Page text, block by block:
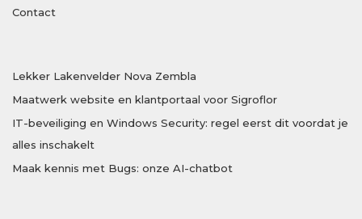
Contact
Lekker Lakenvelder Nova Zembla
Maatwerk website en klantportaal voor Sigroflor
IT-beveiliging en Windows Security: regel eerst dit voordat je
alles inschakelt
Maak kennis met Bugs: onze AI-chatbot